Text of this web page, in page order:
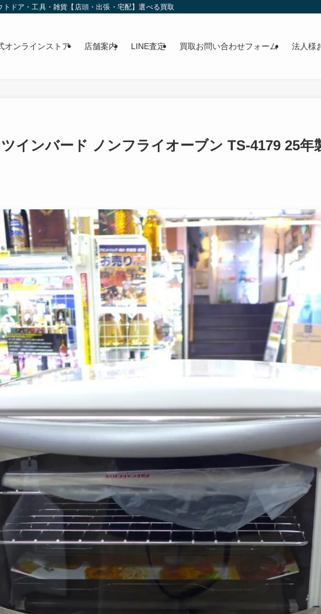
ドア・工具・雑貨【店頭・出張・宅配】選べる買取
オンラインストア 店舗案内 LINE査定 買取お問い合わせフォーム 法人様
インバード ノンフライオーブン TS-4179 25年